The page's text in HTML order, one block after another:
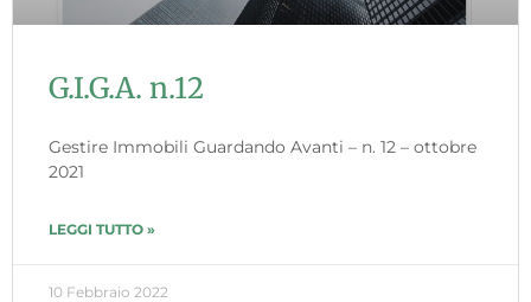
G.I.G.A. n.12
Gestire Immobili Guardando Avanti – n. 12 – ottobre
2021
LEGGI TUTTO »
10 Febbraio 2022